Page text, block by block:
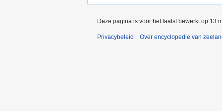
Deze pagina is voor het laatst bewerkt op 13
Privacybeleid Over encyclopedie van